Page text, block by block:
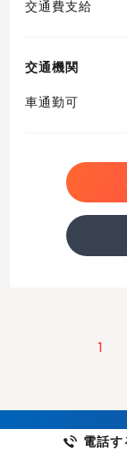
交通費支給
交通機関
車通勤可
1
電話す